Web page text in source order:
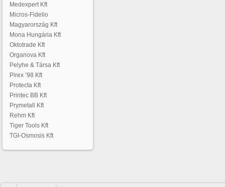
Medexpert Kft
Micros-Fidelio
Magyarország Kft
Mona Hungária Kft
Oktotrade Kft
Organova Kft
Pelyhe & Társa Kft
Pirex ’98 Kft
Protecta Kft
Printec BB Kft
Prymetall Kft
Rehm Kft
Tiger Tools Kft
TGI-Osmosis Kft